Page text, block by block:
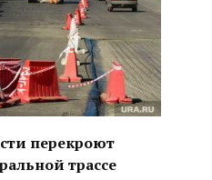
перекроют
трассе